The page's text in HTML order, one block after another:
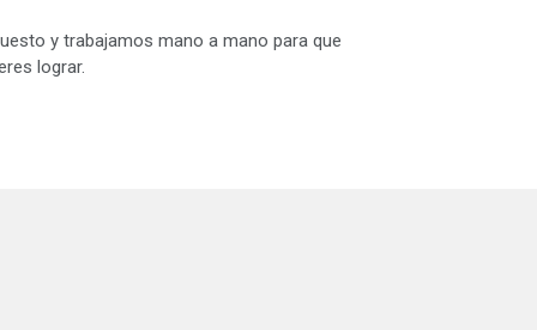
y trabajamos mano a mano para que
lograr.